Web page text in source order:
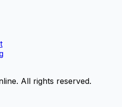
. All rights reserved.